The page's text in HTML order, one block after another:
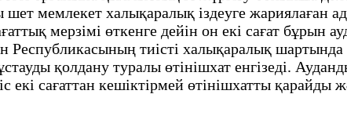
мемлекет халықаралық іздеуге жариялаған
мерзімі өткенге дейін он екі сағат бұрын
Республикасының тиісті халықаралық шартында
қолдану туралы өтінішхат енгізеді.
екі сағаттан кешіктірмей өтінішхатты